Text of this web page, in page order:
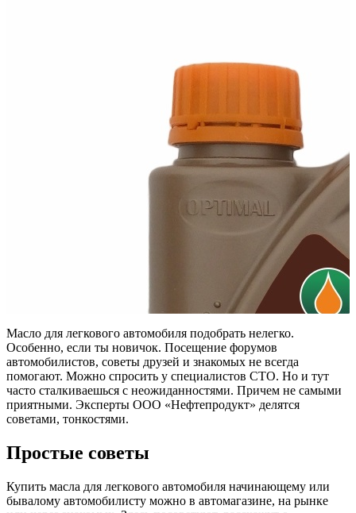
Всесезонна напівсинтетична моторна олива для бензинових і
Optimal 5W40 C3
Масло для легкового автомобиля подобрать нелегко.
Особенно, если ты новичок. Посещение форумов
автомобилистов, советы друзей и знакомых не всегда
помогают. Можно спросить у специалистов СТО. Но и тут
часто сталкиваешься с неожиданностями. Причем не самыми
приятными. Эксперты ООО «Нефтепродукт» делятся
советами, тонкостями.
Простые советы
Купить масла для легкового автомобиля начинающему или
бывалому автомобилисту можно в автомагазине, на рынке